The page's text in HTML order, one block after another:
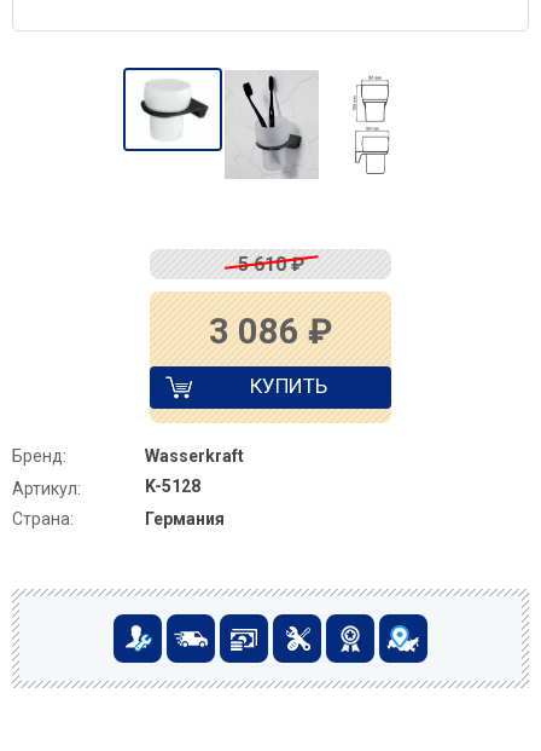
5 610₽
3 086 ₽
КУПИТЬ
Бренд:
Wasserkraft
Артикул:
K-5128
Страна:
Германия